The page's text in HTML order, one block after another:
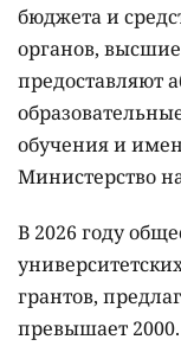
бюджета и
органов,
предоставляют
обучения и
Министерство
В 2026 году
грантов,
превышает